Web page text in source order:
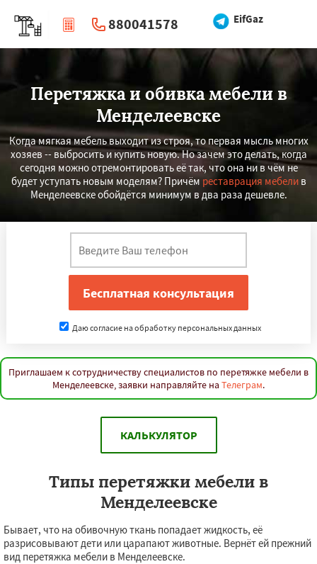
EifGaz
880041578
| Перезвоните мне
Перетяжка и обивка мебели в
Менделеевске
Когда мягкая мебель выходит из строя, то первая мысль многих
хозяев -- выбросить и купить новую. Но зачем это делать, когда
сегодня можно отремонтировать её так, что она ни в чём не
будет уступать новым моделям? Причём реставрация мебелив
Менделеевске обойдётся минимум в два раза дешевле.
Даю согласие на обработку персональных данных
Приглашаем к сотрудничеству специалистов по перетяжке мебели в
Менделеевске, заявки направляйте на Телеграм.
КАЛЬКУЛЯТОР
Типы перетяжки мебели в
Менделеевске
Бывает, что на обивочную ткань попадает жидкость, её
разрисовывают дети или царапают животные. Вернёт ей прежний
вид перетяжка мебели в Менделеевске.